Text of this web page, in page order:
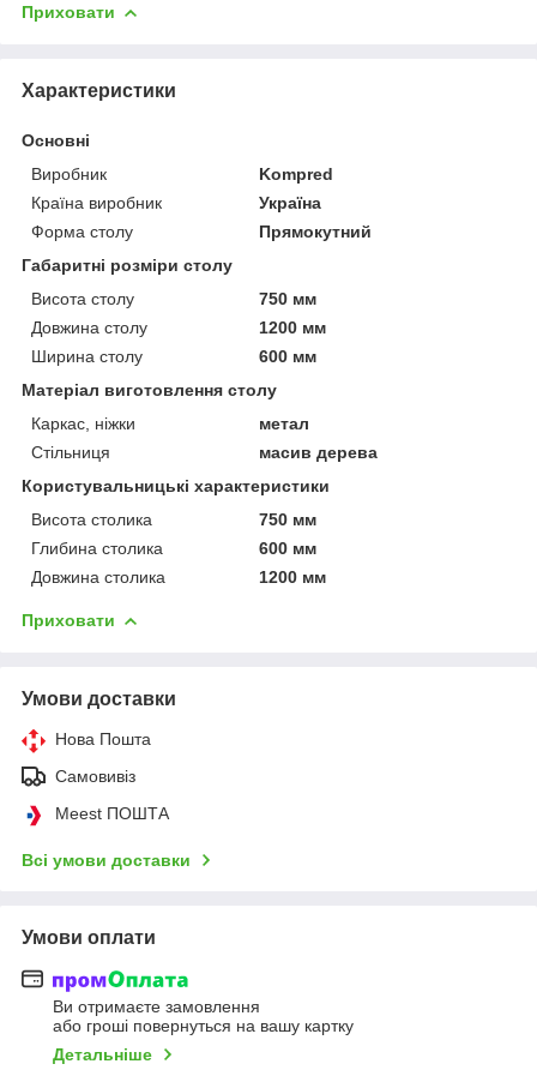
Приховати
Характеристики
Основні
Виробник
Kompred
Країна виробник
Україна
Форма столу
Прямокутний
Габаритні розміри столу
Висота столу
750 мм
Довжина столу
1200 мм
Ширина столу
600 мм
Матеріал виготовлення столу
Каркас, ніжки
метал
Стільниця
масив дерева
Користувальницькі характеристики
Висота столика
750 мм
Глибина столика
600 мм
Довжина столика
1200 мм
Приховати
Умови доставки
Нова Пошта
Самовивіз
Meest ПОШТА
Всі умови доставки
Умови оплати
Ви отримаєте замовлення
або гроші повернуться на вашу картку
Детальніше